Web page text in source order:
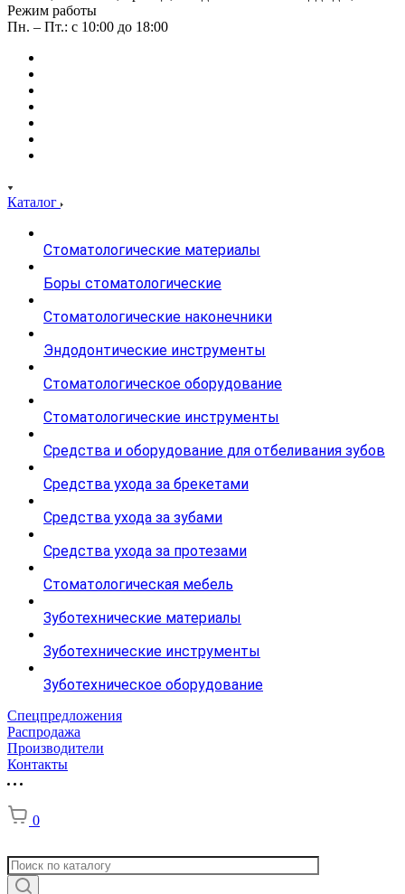
Режим работы
Пн. – Пт.: с 10:00 до 18:00
Каталог
Стоматологические материалы
Боры стоматологические
Стоматологические наконечники
Эндодонтические инструменты
Стоматологическое оборудование
Стоматологические инструменты
Средства и оборудование для отбеливания зубов
Средства ухода за брекетами
Средства ухода за зубами
Средства ухода за протезами
Стоматологическая мебель
Зуботехнические материалы
Зуботехнические инструменты
Зуботехническое оборудование
Спецпредложения
Распродажа
Производители
Контакты
0